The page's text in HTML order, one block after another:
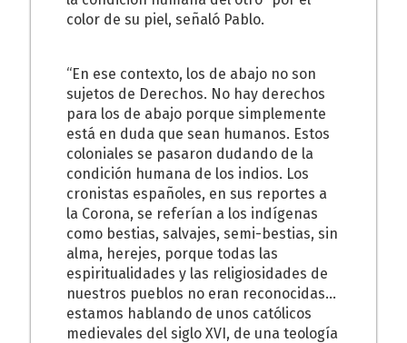
color de su piel, señaló Pablo.
“En ese contexto, los de abajo no son
sujetos de Derechos. No hay derechos
para los de abajo porque simplemente
está en duda que sean humanos. Estos
coloniales se pasaron dudando de la
condición humana de los indios. Los
cronistas españoles, en sus reportes a
la Corona, se referían a los indígenas
como bestias, salvajes, semi-bestias, sin
alma, herejes, porque todas las
espiritualidades y las religiosidades de
nuestros pueblos no eran reconocidas…
estamos hablando de unos católicos
medievales del siglo XVI, de una teología